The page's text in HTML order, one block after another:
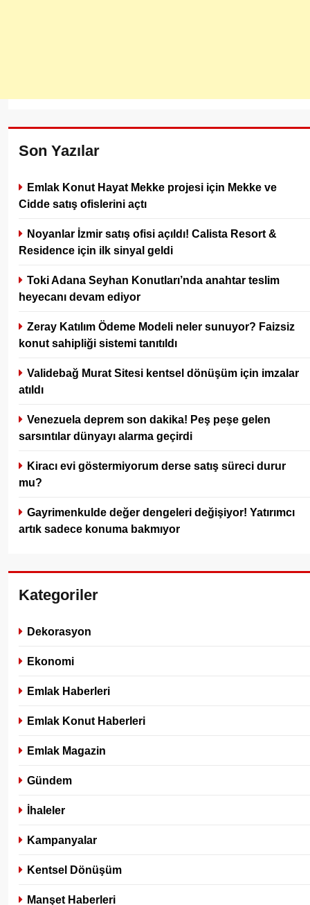
Son Yazılar
Emlak Konut Hayat Mekke projesi için Mekke ve
Cidde satış ofislerini açtı
Noyanlar İzmir satış ofisi açıldı! Calista Resort &
Residence için ilk sinyal geldi
Toki Adana Seyhan Konutları’nda anahtar teslim
heyecanı devam ediyor
Zeray Katılım Ödeme Modeli neler sunuyor? Faizsiz
konut sahipliği sistemi tanıtıldı
Validebağ Murat Sitesi kentsel dönüşüm için imzalar
atıldı
Venezuela deprem son dakika! Peş peşe gelen
sarsıntılar dünyayı alarma geçirdi
Kiracı evi göstermiyorum derse satış süreci durur
mu?
Gayrimenkulde değer dengeleri değişiyor! Yatırımcı
artık sadece konuma bakmıyor
Kategoriler
Dekorasyon
Ekonomi
Emlak Haberleri
Emlak Konut Haberleri
Emlak Magazin
Gündem
İhaleler
Kampanyalar
Kentsel Dönüşüm
Manşet Haberleri